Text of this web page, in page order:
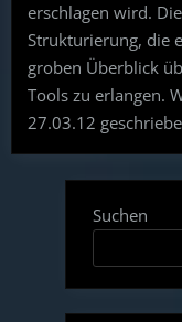
erschlagen wird.
Strukturierung, die
groben Überblick
Tools zu erlangen.
27.03.12
Suchen